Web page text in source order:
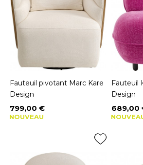
Fauteuil pivotant Marc Kare
Design
Prix
799,00 €
NOUVEAU
Fauteuil
Design
Prix
689,00